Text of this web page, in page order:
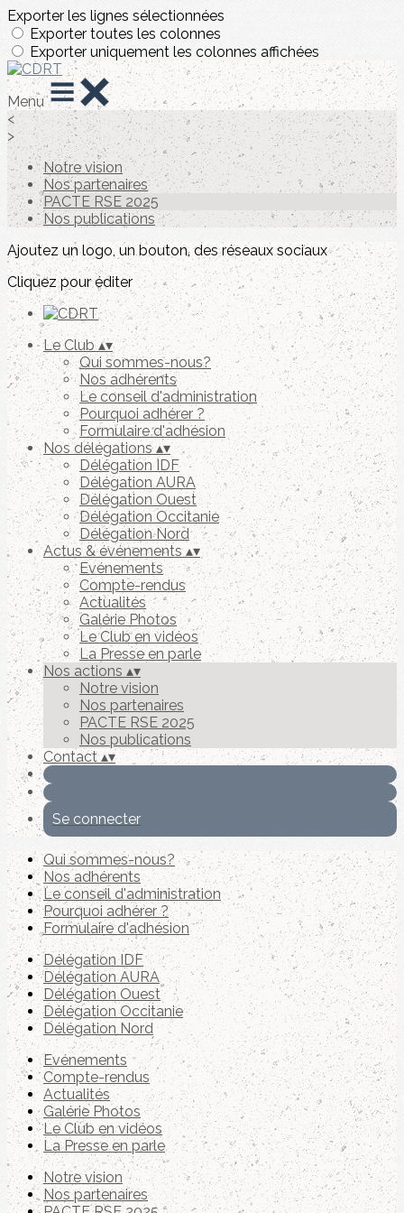
Exporter les lignes sélectionnées
Exporter toutes les colonnes
Exporter uniquement les colonnes affichées
Menu
<
>
Notre vision
Nos partenaires
PACTE RSE 2025
Nos publications
Ajoutez un logo, un bouton, des réseaux sociaux
Cliquez pour éditer
Le Club▴▾
Qui sommes-nous?
Nos adhérents
Le conseil d'administration
Pourquoi adhérer ?
Formulaire d'adhésion
Nos délégations▴▾
Délégation IDF
Délégation AURA
Délégation Ouest
Délégation Occitanie
Délégation Nord
Actus & événements ▴▾
Evénements
Compte-rendus
Actualités
Galérie Photos
Le Club en vidéos
La Presse en parle
Nos actions ▴▾
Notre vision
Nos partenaires
PACTE RSE 2025
Nos publications
Contact▴▾
Se connecter
Qui sommes-nous?
Nos adhérents
Le conseil d'administration
Pourquoi adhérer ?
Formulaire d'adhésion
Délégation IDF
Délégation AURA
Délégation Ouest
Délégation Occitanie
Délégation Nord
Evénements
Compte-rendus
Actualités
Galérie Photos
Le Club en vidéos
La Presse en parle
Notre vision
Nos partenaires